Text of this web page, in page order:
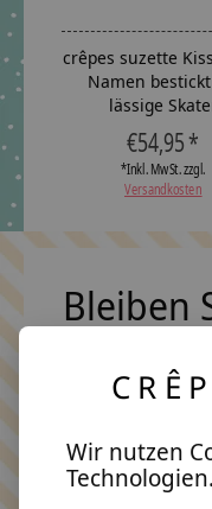
crêpes suzette
Namen
lässige
€54,95 *
*Inkl. MwSt. zzgl.
Versandkosten
Bleiben
Keine
Wir nutzen
Technologien.